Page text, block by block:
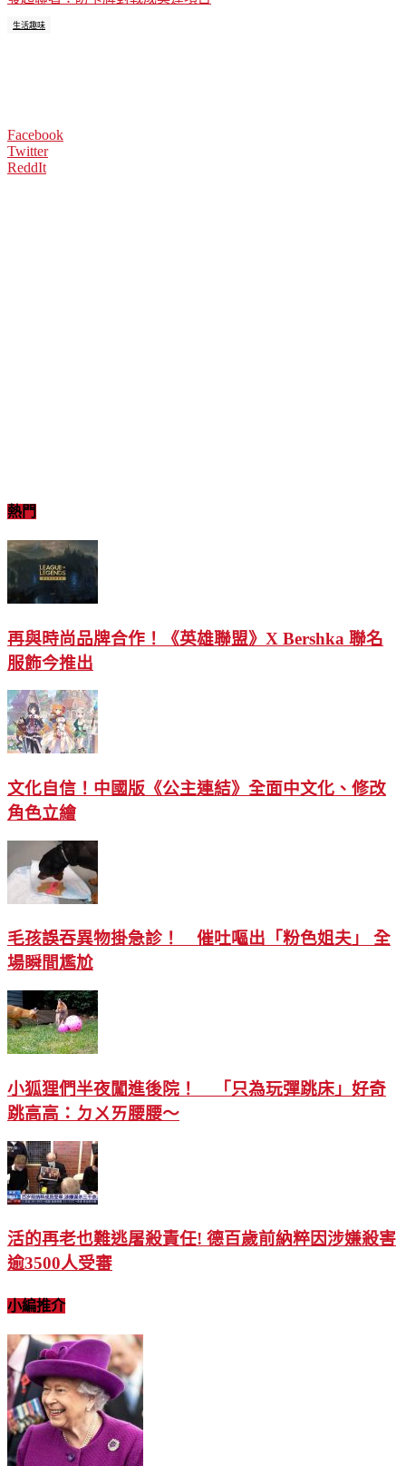
生活趣味
Facebook
Twitter
ReddIt
熱門
再與時尚品牌合作！《英雄聯盟》X Bershka 聯名
服飾今推出
文化自信！中國版《公主連結》全面中文化、修改
角色立繪
毛孩誤吞異物掛急診！ 催吐嘔出「粉色姐夫」 全
場瞬間尷尬
小狐狸們半夜闖進後院！ 「只為玩彈跳床」好奇
跳高高：ㄉㄨㄞ腰腰～
活的再老也難逃屠殺責任! 德百歲前納粹因涉嫌殺害
逾3500人受審
小編推介